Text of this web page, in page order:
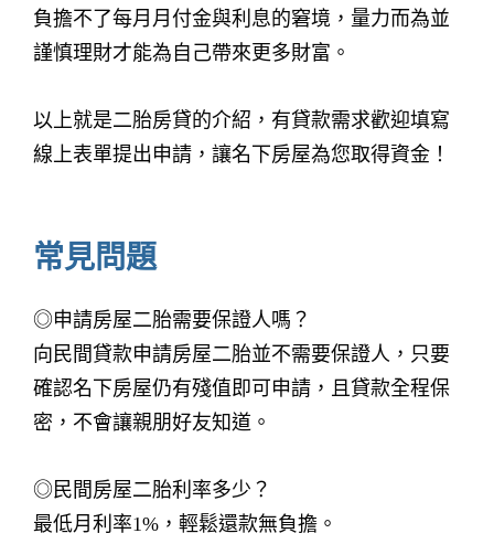
負擔不了每月月付金與利息的窘境，量力而為並
謹慎理財才能為自己帶來更多財富。
以上就是二胎房貸的介紹，有貸款需求歡迎填寫
線上表單提出申請，讓名下房屋為您取得資金！
常見問題
◎申請房屋二胎需要保證人嗎？
向民間貸款申請房屋二胎並不需要保證人，只要
確認名下房屋仍有殘值即可申請，且貸款全程保
密，不會讓親朋好友知道。
◎民間房屋二胎利率多少？
最低月利率1%，輕鬆還款無負擔。